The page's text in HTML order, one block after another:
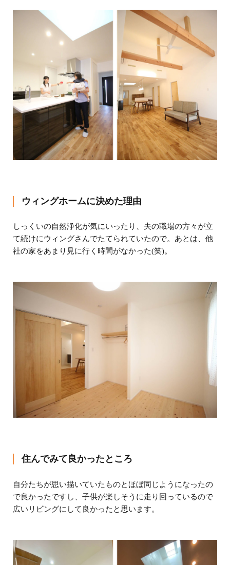
ウィングホームに決めた理由
しっくいの自然浄化が気にいったり、夫の職場の方々が立
て続けにウィングさんでたてられていたので。あとは、他
社の家をあまり見に行く時間がなかった(笑)。
住んでみて良かったところ
自分たちが思い描いていたものとほぼ同じようになったの
で良かったですし、子供が楽しそうに走り回っているので
広いリビングにして良かったと思います。